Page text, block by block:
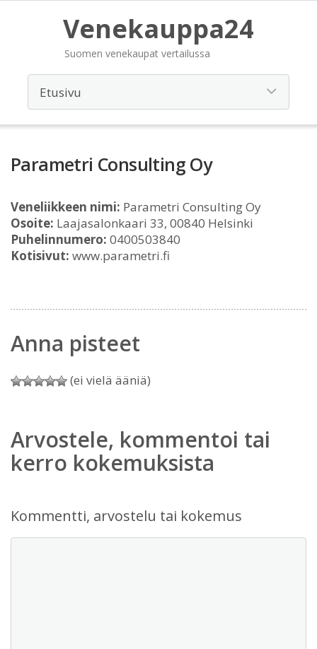
Venekauppa24
Suomen venekaupat vertailussa
Parametri Consulting Oy
Veneliikkeen nimi: Parametri Consulting Oy
Osoite: Laajasalonkaari 33, 00840 Helsinki
Puhelinnumero: 0400503840
Kotisivut: www.parametri.fi
Anna pisteet
(ei vielä ääniä)
Arvostele, kommentoi tai
kerro kokemuksista
Kommentti, arvostelu tai kokemus